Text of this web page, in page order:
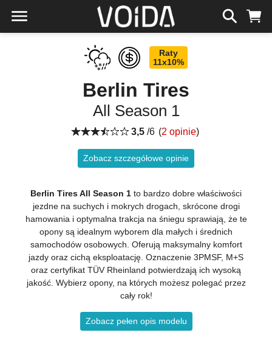
Raty
11x10%
Berlin Tires
All Season 1
3,5/6 (2 opinie)
Zobacz szczegółowe opinie
Berlin Tires All Season 1 to bardzo dobre właściwości
jezdne na suchych i mokrych drogach, skrócone drogi
hamowania i optymalna trakcja na śniegu sprawiają, że te
opony są idealnym wyborem dla małych i średnich
samochodów osobowych. Oferują maksymalny komfort
jazdy oraz cichą eksploatację. Oznaczenie 3PMSF, M+S
oraz certyfikat TÜV Rheinland potwierdzają ich wysoką
jakość. Wybierz opony, na których możesz polegać przez
cały rok!
Zobacz pełen opis modelu